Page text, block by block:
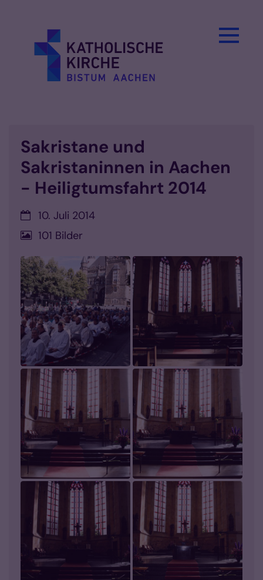
Sakristane und
Sakristaninnen in Aachen
- Heiligtumsfahrt 2014
Datum:10. Juli 2014
101 Bilder